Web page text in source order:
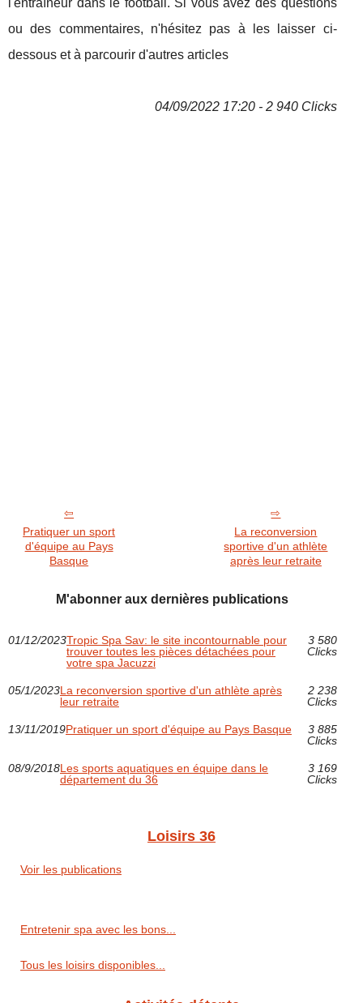
ou des commentaires, n'hésitez pas à les laisser ci-
dessous et à parcourir d'autres articles
04/09/2022 17:20 - 2 940 Clicks
Pratiquer un sport
d'équipe au Pays
Basque
La reconversion
sportive d'un athlète
après leur retraite
M'abonner aux dernières publications
01/12/2023Tropic Spa Sav: le site incontournable pour
trouver toutes les pièces détachées pour
votre spa Jacuzzi
3 580
Clicks
05/1/2023La reconversion sportive d'un athlète après
leur retraite
2 238
Clicks
13/11/2019Pratiquer un sport d'équipe au Pays Basque
3 885
Clicks
08/9/2018Les sports aquatiques en équipe dans le
département du 36
3 169
Clicks
Loisirs 36
Voir les publications
Entretenir spa avec les bons...
Tous les loisirs disponibles...